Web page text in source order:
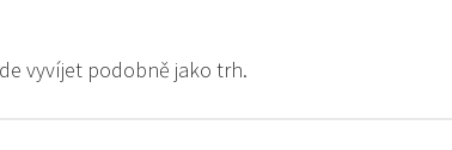
vyvíjet podobně jako trh.